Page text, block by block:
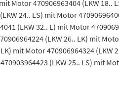
Motor 470906963404 (LKW
24.. LS) mit Motor
(LKW 32.. L) mit Motor
(LKW 26.. LK) mit
mit Motor 470906964324
(LKW 25.. LS) mit